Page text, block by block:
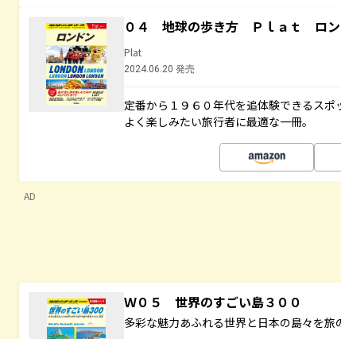
０４ 地球の歩き方 Ｐｌａｔ ロン
Plat
2024.06.20 発売
定番から１９６０年代を追体験できるス
よく楽しみたい旅行者に最適な一冊。
AD
Ｗ０５ 世界のすごい島３００
多彩な魅力あふれる世界と日本の島々を旅